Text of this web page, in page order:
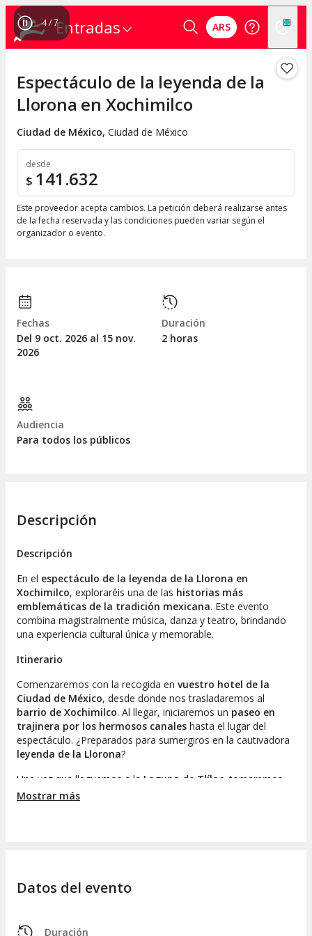
Entradas ARS
4/7
Espectáculo de la leyenda de la
Llorona en Xochimilco
Ciudad de México, Ciudad de México
desde
$ 141.632
Este proveedor acepta cambios. La petición deberá realizarse antes
de la fecha reservada y las condiciones pueden variar según el
organizador o evento.
Fechas
Del 9 oct. 2026 al 15 nov.
2026
Duración
2 horas
Audiencia
Para todos los públicos
Descripción
Descripción
En el espectáculo de la leyenda de la Llorona en
Xochimilco, exploraréis una de las historias más
emblemáticas de la tradición mexicana. Este evento
combina magistralmente música, danza y teatro, brindando
una experiencia cultural única y memorable.
Itinerario
Comenzaremos con la recogida en vuestro hotel de la
Ciudad de México, desde donde nos trasladaremos al
barrio de Xochimilco. Al llegar, iniciaremos un paseo en
trajinera por los hermosos canales hasta el lugar del
espectáculo. ¿Preparados para sumergiros en la cautivadora
leyenda de la Llorona?
Una vez que lleguemos a la Laguna de Tlílac , tomaremos
asiento en la trajinera, que se transformará en nuestra
La trama gira en torno al
actualmente es reconocida como
Mostrar más
Datos del evento
Duración